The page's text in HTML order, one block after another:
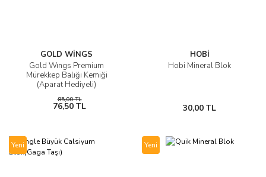
GOLD WİNGS
Gold Wıngs Premium
Mürekkep Balığı Kemiği
(Aparat Hediyeli)
85,00 TL
76,50 TL
HOBİ
Hobi Mineral Blok
30,00 TL
Yeni Yeni